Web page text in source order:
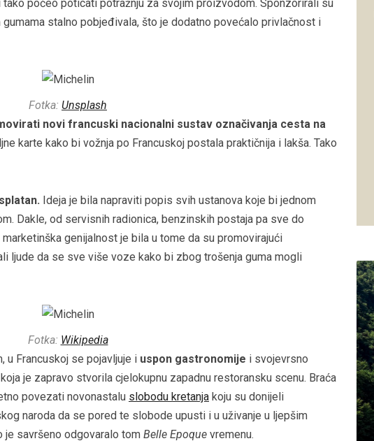
tako počeo poticati potražnju za svojim proizvodom. Sponzorirali su
stalno pobjeđivala, što je dodatno povećalo privlačnost i
Fotka: Unsplash
novi francuski nacionalni sustav označivanja cesta na
karte kako bi vožnja po Francuskoj postala praktičnija i lakša. Tako
Ideja je bila napraviti popis svih ustanova koje bi jednom
Dakle, od servisnih radionica, benzinskih postaja pa sve do
genijalnost je bila u tome da su promovirajući
ljude da se sve više voze kako bi zbog trošenja guma mogli
Fotka: Wikipedia
u Francuskoj se pojavljuje i uspon gastronomije i svojevrsno
je zapravo stvorila cjelokupnu zapadnu restoransku scenu. Braća
povezati novonastalu slobodu kretanja koju su donijeli
naroda da se pored te slobode upusti i u uživanje u ljepšim
je savršeno odgovaralo tom Belle Epoque vremenu.